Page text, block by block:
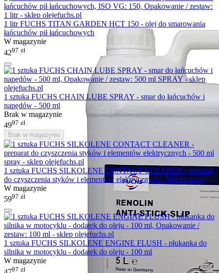
1 litr FUCHS TITAN GARDEN HCT 150 - olej do smarowania
łańcuchów pił łańcuchowych
W magazynie
4297 zł
1 sztuka FUCHS CHAIN LUBE SPRAY - smar do łańcuchów i
napędów - 500 ml
Brak w magazynie
4997 zł
Brak w magazynie
1 sztuka FUCHS SILKOLENE CONTACT CLEANER - preparat
do czyszczenia styków i elementów elektrycznych - 500 ml spray
W magazynie
5997 zł
1 sztuka FUCHS SILKOLENE ENGINE FLUSH - płukanka do
silnika w motocyklu - dodatek do oleju - 100 ml
W magazynie
97 zł